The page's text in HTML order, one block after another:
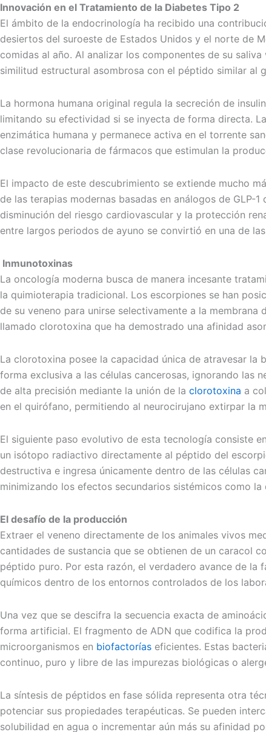
Innovación en el Tratamiento de la Diabetes Tipo 2
El ámbito de la endocrinología ha recibido una
desiertos del suroeste de Estados Unidos y el norte de
comidas al año. Al analizar los componentes de su
similitud estructural asombrosa con el péptido similar al
La hormona humana original regula la secreción de
limitando su efectividad si se inyecta de forma directa.
enzimática humana y permanece activa en el torrente
clase revolucionaria de fármacos que estimulan la
El impacto de este descubrimiento se extiende mucho
de las terapias modernas basadas en análogos de
disminución del riesgo cardiovascular y la protección
entre largos periodos de ayuno se convirtió en una de
Inmunotoxinas
La oncología moderna busca de manera incesante
la quimioterapia tradicional. Los escorpiones se han
de su veneno para unirse selectivamente a la
llamado clorotoxina que ha demostrado una afinidad
La clorotoxina posee la capacidad única de atravesar
forma exclusiva a las células cancerosas, ignorando las
de alta precisión mediante la unión de la clorotoxina a
en el quirófano, permitiendo al neurocirujano extirpar la
El siguiente paso evolutivo de esta tecnología consiste
un isótopo radiactivo directamente al péptido del
destructiva e ingresa únicamente dentro de las células
minimizando los efectos secundarios sistémicos como
El desafío de la producción
Extraer el veneno directamente de los animales vivos
cantidades de sustancia que se obtienen de un caracol
péptido puro. Por esta razón, el verdadero avance de la
químicos dentro de los entornos controlados de los
Una vez que se descifra la secuencia exacta de
forma artificial. El fragmento de ADN que codifica la
microorganismos en biofactorías eficientes. Estas
continuo, puro y libre de las impurezas biológicas o
La síntesis de péptidos en fase sólida representa otra
potenciar sus propiedades terapéuticas. Se pueden
solubilidad en agua o incrementar aún más su afinidad